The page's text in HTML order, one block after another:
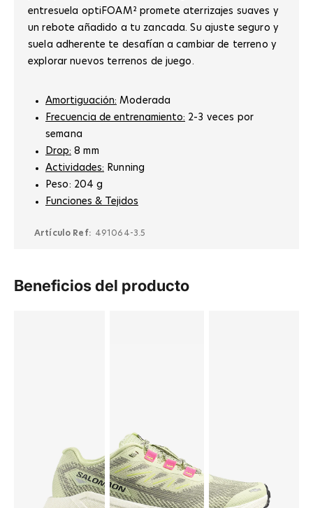
entresuela optiFOAM² promete aterrizajes suaves y
un rebote añadido a tu zancada. Su ajuste seguro y
suela adherente te desafían a cambiar de terreno y
explorar nuevos terrenos de juego.
Amortiguación: Moderada
Frecuencia de entrenamiento: 2-3 veces por
semana
Drop: 8 mm
Actividades: Running
Peso: 204 g
Funciones & Tejidos
Artículo Ref: 491064-3.5
Beneficios del producto